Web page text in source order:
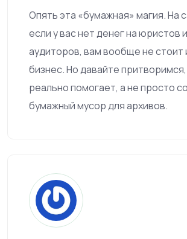
Опять эта «бумажная» магия. На
если у вас нет денег на юристов и
аудиторов, вам вообще не стоит
бизнес. Но давайте
реально помогает, а не просто
бумажный мусор для архивов.